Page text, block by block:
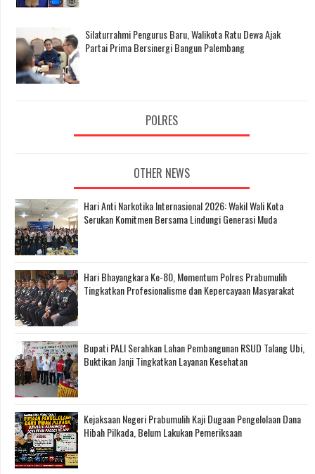
Silaturrahmi Pengurus Baru, Walikota Ratu Dewa Ajak
Partai Prima Bersinergi Bangun Palembang
POLRES
OTHER NEWS
Hari Anti Narkotika Internasional 2026: Wakil Wali Kota
Serukan Komitmen Bersama Lindungi Generasi Muda
Hari Bhayangkara Ke-80, Momentum Polres Prabumulih
Tingkatkan Profesionalisme dan Kepercayaan Masyarakat
Bupati PALI Serahkan Lahan Pembangunan RSUD Talang Ubi,
Buktikan Janji Tingkatkan Layanan Kesehatan
Kejaksaan Negeri Prabumulih Kaji Dugaan Pengelolaan Dana
Hibah Pilkada, Belum Lakukan Pemeriksaan